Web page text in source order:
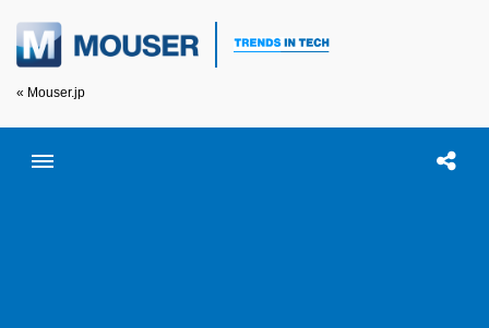
« Mouser.jp
Toggle menubar Open こ